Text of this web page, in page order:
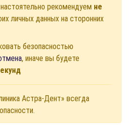
рекомендуем не
личных данных на сторонних
безопасностью
, иначе вы будете
Астра-Дент» всегда